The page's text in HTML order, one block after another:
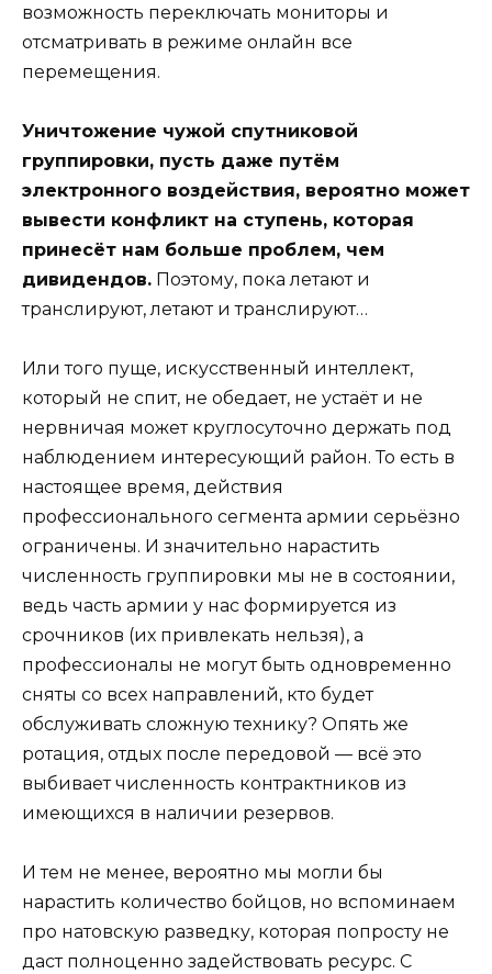
возможность переключать мониторы и
отсматривать в режиме онлайн все
перемещения.
Уничтожение чужой спутниковой
группировки, пусть даже путём
электронного воздействия, вероятно может
вывести конфликт на ступень, которая
принесёт нам больше проблем, чем
дивидендов. Поэтому, пока летают и
транслируют, летают и транслируют…
Или того пуще, искусственный интеллект,
который не спит, не обедает, не устаёт и не
нервничая может круглосуточно держать под
наблюдением интересующий район. То есть в
настоящее время, действия
профессионального сегмента армии серьёзно
ограничены. И значительно нарастить
численность группировки мы не в состоянии,
ведь часть армии у нас формируется из
срочников (их привлекать нельзя), а
профессионалы не могут быть одновременно
сняты со всех направлений, кто будет
обслуживать сложную технику? Опять же
ротация, отдых после передовой — всё это
выбивает численность контрактников из
имеющихся в наличии резервов.
И тем не менее, вероятно мы могли бы
нарастить количество бойцов, но вспоминаем
про натовскую разведку, которая попросту не
даст полноценно задействовать ресурс. С